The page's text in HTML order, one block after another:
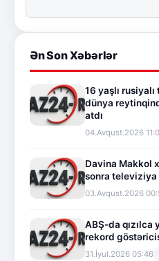
Ən Son Xəbərlər
16 yaşlı
dünya
atdı
04.Avqust.2026
Davina Makkol
sonra
03.Avqust.2026
ABŞ-da qızılca
rekord
31.İyul.2026 05:46